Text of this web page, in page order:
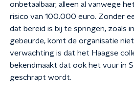
onbetaalbaar, alleen al vanwege
risico van 100.000 euro. Zonder
dat bereid is bij te springen, zoals
gebeurde, komt de organisatie
verwachting is dat het Haagse
bekendmaakt dat ook het vuur in
geschrapt wordt.